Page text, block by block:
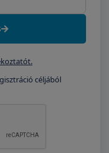
céljából